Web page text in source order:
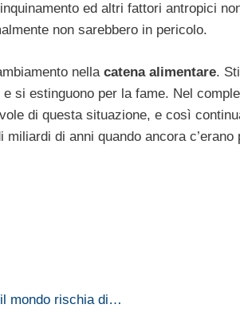
ed altri fattori antropici
non sarebbero in pericolo.
nella catena alimentare.
si estinguono per la fame. Nel
di questa situazione, e così
di anni quando ancora
mondo rischia di…